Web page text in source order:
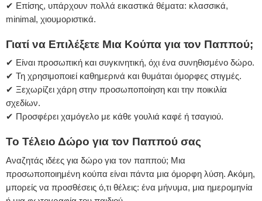
✔ Επίσης, υπάρχουν πολλά εικαστικά θέματα: κλασσικά,
minimal, χιουμοριστικά.
Γιατί να Επιλέξετε Μια Κούπα για τον Παππού;
✔ Είναι προσωπική και συγκινητική, όχι ένα συνηθισμένο δώρο.
✔ Τη χρησιμοποιεί καθημερινά και θυμάται όμορφες στιγμές.
✔ Ξεχωρίζει χάρη στην προσωποποίηση και την ποικιλία
σχεδίων.
✔ Προσφέρει χαμόγελο με κάθε γουλιά καφέ ή τσαγιού.
Το Τέλειο Δώρο για τον Παππού σας
Αναζητάς ιδέες για δώρο για τον παππού; Μια
προσωποποιημένη κούπα είναι πάντα μια όμορφη λύση. Ακόμη,
μπορείς να προσθέσεις ό,τι θέλεις: ένα μήνυμα, μια ημερομηνία